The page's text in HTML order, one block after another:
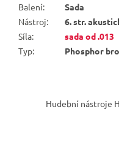
Balení:
Sada
Nástroj:
6. str.
Síla:
sada od .013
Typ: Phosphor
Hudební nástroje